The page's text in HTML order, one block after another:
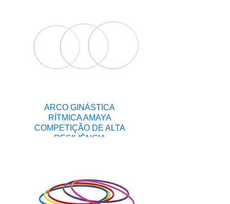
ARCO GINÁSTICA
RÍTMICA AMAYA
COMPETIÇÃO DE ALTA
RESILIÊNCIA